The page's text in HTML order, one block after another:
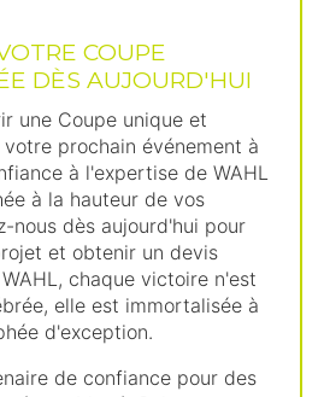
COUPE
DÈS AUJOURD'HUI
une Coupe unique et
prochain événement à
à l'expertise de WAHL
à la hauteur de vos
nous dès aujourd'hui pour
et obtenir un devis
chaque victoire n'est
elle est immortalisée à
d'exception.
de confiance pour des